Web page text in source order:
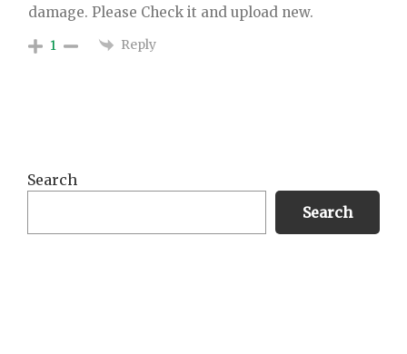
damage. Please Check it and upload new.
1 Reply
Primary
Search
Search